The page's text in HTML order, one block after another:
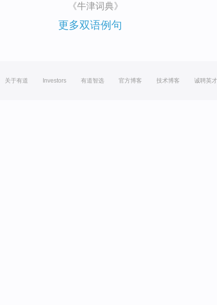
《牛津词典》
更多双语例句
关于有道 Investors 有道智选 官方博客 技术博客 诚聘英才